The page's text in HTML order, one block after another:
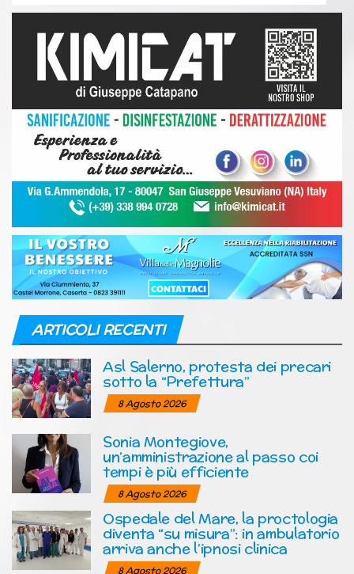
ARTICOLI RECENTI
Asl Salerno, protesta dei precari
sotto la “Prefettura”
8 Agosto 2026
Sonia Montegiove,
un’amministrazione al passo coi
tempi è più efficiente
8 Agosto 2026
Ospedale del Mare, la proctologia
diventa “su misura”: in ambulatorio
arriva anche l’ipnosi clinica
8 Agosto 2026